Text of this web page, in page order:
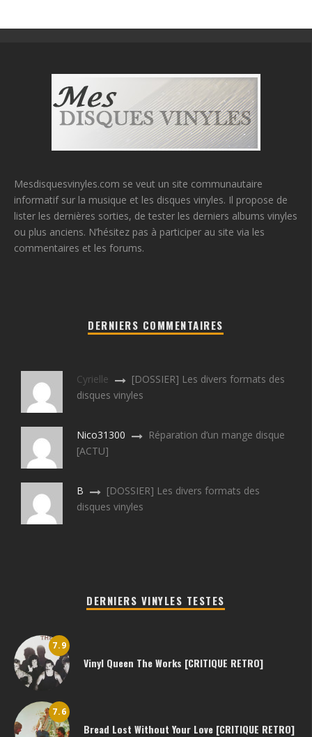
Mesdisquesvinyles.com se veut un site communautaire
informatif sur la musique et les disques vinyles. Il propose de
lister les dernières sorties, de tester les derniers albums vinyles
ou plus anciens. N’hésitez pas à participer au site via les
commentaires et les forums.
DERNIERS COMMENTAIRES
Cyrielle
[DOSSIER] Les divers formats des
disques vinyles
Nico31300
Réparation d’un mange disque
[ACTU]
B
[DOSSIER] Les divers formats des
disques vinyles
DERNIERS VINYLES TESTES
7.9
Vinyl Queen The Works [CRITIQUE RETRO]
7.6
Bread Lost Without Your Love [CRITIQUE RETRO]